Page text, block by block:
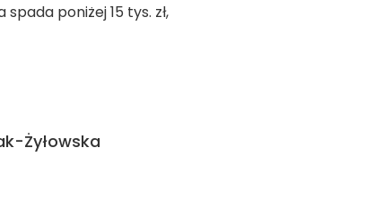
poniżej 15 tys. zł,
Żyłowska